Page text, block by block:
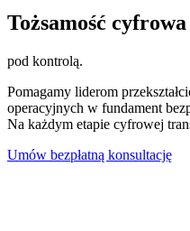
Tożsamość cyfrowa
pod kontrolą.
Pomagamy liderom
operacyjnych w fundament
Na każdym etapie cyfrowej
Umów bezpłatną konsultację